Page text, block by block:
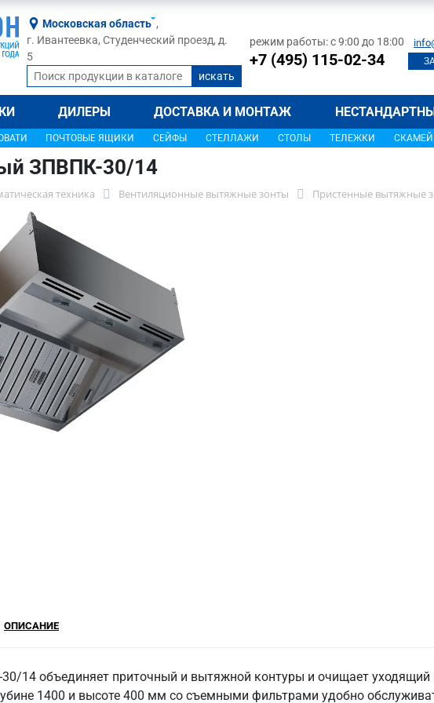
Московская область ,
г. Ивантеевка, Студенческий проезд, д.
5
режим работы: с 9:00 до 18:00
+7 (495) 115-02-34
ДИЛЕРЫ ДОСТАВКА И МОНТАЖ
ПОЧТОВЫЕ ЯЩИКИ СЕЙФЫ СТЕЛЛАЖИ СТОЛЫ ТЕЛЕЖКИ
ЗПВПК-30/14
техника Вентиляционные вытяжные зонты Пристенные вытяжные
ОПИСАНИЕ
14 объединяет приточный и вытяжной контуры и очищает
1400 и высоте 400 мм со съемными фильтрами удобно